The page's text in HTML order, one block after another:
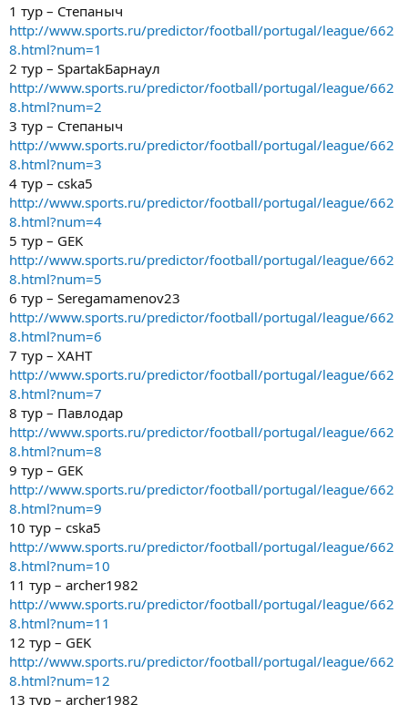
1 тур – Степаныч
http://www.sports.ru/predictor/football/portugal/league/662
8.html?num=1
2 тур – SpartakБарнаул
http://www.sports.ru/predictor/football/portugal/league/662
8.html?num=2
3 тур – Степаныч
http://www.sports.ru/predictor/football/portugal/league/662
8.html?num=3
4 тур – cska5
http://www.sports.ru/predictor/football/portugal/league/662
8.html?num=4
5 тур – GEK
http://www.sports.ru/predictor/football/portugal/league/662
8.html?num=5
6 тур – Seregamamenov23
http://www.sports.ru/predictor/football/portugal/league/662
8.html?num=6
7 тур – ХАНТ
http://www.sports.ru/predictor/football/portugal/league/662
8.html?num=7
8 тур – Павлодар
http://www.sports.ru/predictor/football/portugal/league/662
8.html?num=8
9 тур – GEK
http://www.sports.ru/predictor/football/portugal/league/662
8.html?num=9
10 тур – cska5
http://www.sports.ru/predictor/football/portugal/league/662
8.html?num=10
11 тур – archer1982
http://www.sports.ru/predictor/football/portugal/league/662
8.html?num=11
12 тур – GEK
http://www.sports.ru/predictor/football/portugal/league/662
8.html?num=12
13 тур – archer1982